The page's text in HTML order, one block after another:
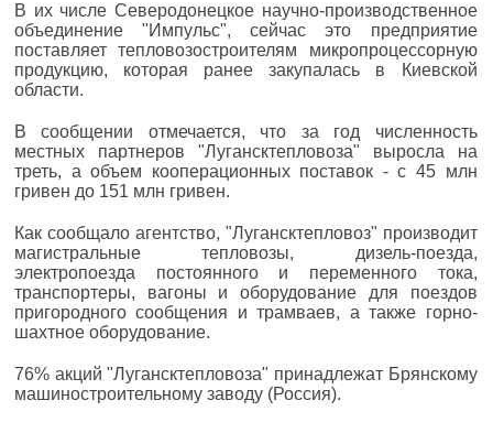
В их числе Северодонецкое научно-производственное
объединение "Импульс", сейчас это предприятие
поставляет тепловозостроителям микропроцессорную
продукцию, которая ранее закупалась в Киевской
области.
В сообщении отмечается, что за год численность
местных партнеров "Лугансктепловоза" выросла на
треть, а объем кооперационных поставок - с 45 млн
гривен до 151 млн гривен.
Как сообщало агентство, "Лугансктепловоз" производит
магистральные тепловозы, дизель-поезда,
электропоезда постоянного и переменного тока,
транспортеры, вагоны и оборудование для поездов
пригородного сообщения и трамваев, а также горно-
шахтное оборудование.
76% акций "Лугансктепловоза" принадлежат Брянскому
машиностроительному заводу (Россия).